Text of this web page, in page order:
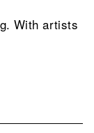
With artists